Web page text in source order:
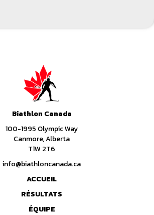
Biathlon Canada
100-1995 Olympic Way
Canmore, Alberta
T1W 2T6
info@biathloncanada.ca
ACCUEIL
RÉSULTATS
ÉQUIPE